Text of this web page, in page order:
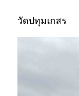
วัดปทุมเกสร